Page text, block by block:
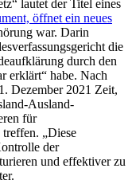
lautet der Titel eines
öffnet ein neues
war. Darin
die
durch den
erklärt“ habe. Nach
Dezember 2021 Zeit,
Ausland-
für
„Diese
der
und effektiver zu